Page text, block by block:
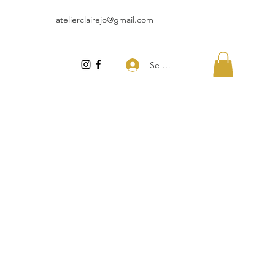
atelierclairejo@gmail.com
Se connecter